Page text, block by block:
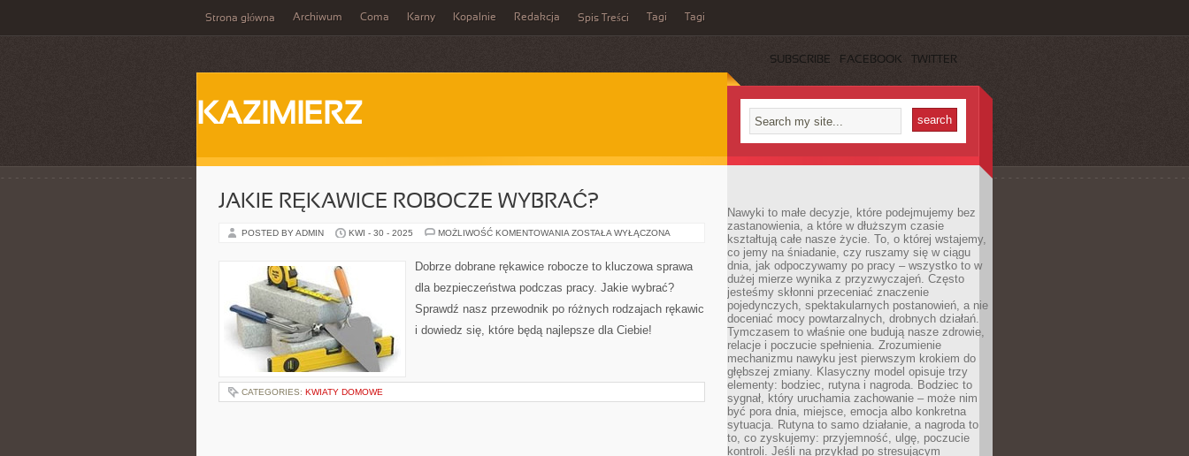
Strona główna Archiwum Coma Karny Kopalnie Redakcja Spis Treści Tagi Tagi
SUBSCRIBE FACEBOOK TWITTER
KAZIMIERZ
JAKIE RĘKAWICE ROBOCZE WYBRAĆ?
POSTED BY ADMIN KWI - 30 - 2025 MOŻLIWOŚĆ KOMENTOWANIA JAKIE
WYBRAĆ?
ZOSTAŁA WYŁĄCZONA
Dobrze dobrane rękawice robocze to kluczowa sprawa
dla bezpieczeństwa podczas pracy. Jakie wybrać?
Sprawdź nasz przewodnik po różnych rodzajach rękawic
i dowiedz się, które będą najlepsze dla Ciebie!
CATEGORIES: KWIATY DOMOWE
Nawyki to małe decyzje, które podejmujemy bez
zastanowienia, a które w dłuższym czasie
kształtują całe nasze życie. To, o której wstajemy,
co jemy na śniadanie, czy ruszamy się w ciągu
dnia, jak odpoczywamy po pracy – wszystko to w
dużej mierze wynika z przyzwyczajeń. Często
jesteśmy skłonni przeceniać znaczenie
pojedynczych, spektakularnych postanowień, a nie
doceniać mocy powtarzalnych, drobnych działań.
Tymczasem to właśnie one budują nasze zdrowie,
relacje i poczucie spełnienia. Zrozumienie
mechanizmu nawyku jest pierwszym krokiem do
głębszej zmiany. Klasyczny model opisuje trzy
elementy: bodziec, rutyna i nagroda. Bodziec to
sygnał, który uruchamia zachowanie – może nim
być pora dnia, miejsce, emocja albo konkretna
sytuacja. Rutyna to samo działanie, a nagroda to
to, co zyskujemy: przyjemność, ulgę, poczucie
kontroli. Jeśli na przykład po stresującym